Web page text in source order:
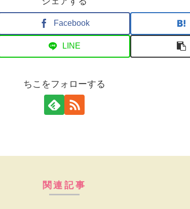
Facebook
LINE
ちこをフォローする
関連記事